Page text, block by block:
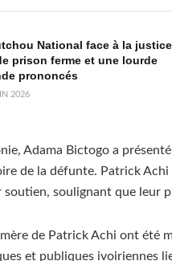
National face à la
prison ferme et une lourde
prononcés
2026
Adama Bictogo a
de la défunte. Patrick
soutien, soulignant que
de Patrick Achi ont été
et publiques ivoiriennes